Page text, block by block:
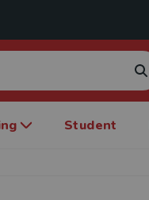
Student